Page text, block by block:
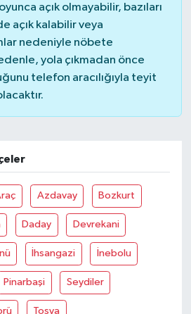
açık olmayabilir, bazıları
açık kalabilir veya
nedeniyle nöbete
yola çıkmadan önce
telefon aracılığıyla teyit
Azdavay Bozkurt
Daday Devrekani
İhsangazi İnebolu
Pinarbaşi Seydiler
Tosya